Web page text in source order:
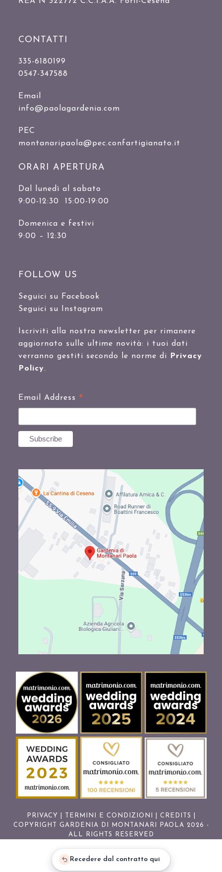
CONTATTI
335-6180199
0547-347588
Email
info@paolagardenia.com
PEC
montanaripaola@pec.confartigianato.it
ORARI APERTURA
Dal lunedì al sabato
9:00-12:30 15:00-19:00
Domenica e festivi
9:00 – 12:30
FOLLOW US
Seguici su Facebook
Seguici su Instagram
Iscriviti alla nostra newsletter per rimanere
aggiornato sulle ultime novità: i tuoi dati
verranno gestiti secondo le norme di Privacy
Policy.
Email Address *
PRIVACY TERMINI E CONDIZIONI CREDITS
COPYRIGHT GARDENIA DI MONTANARI PAOLA 2026 -
ALL RIGHTS RESERVED
Recedere dal contratto qui